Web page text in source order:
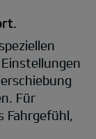
Für
Fahrgefühl,